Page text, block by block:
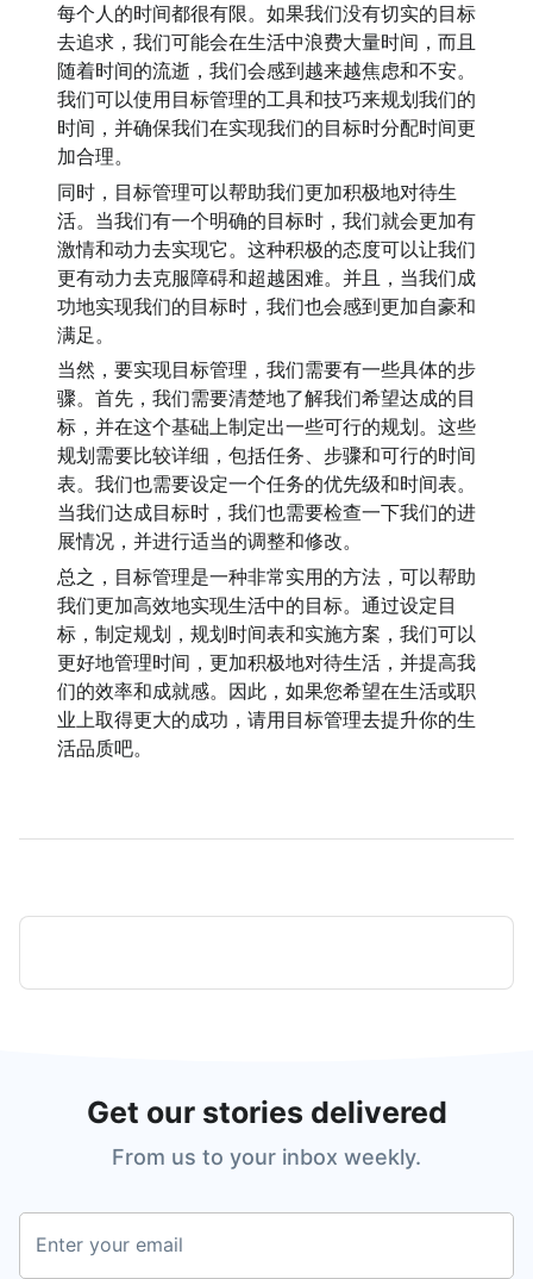
每个人的时间都很有限。如果我们没有切实的目标
去追求，我们可能会在生活中浪费大量时间，而且
随着时间的流逝，我们会感到越来越焦虑和不安。
我们可以使用目标管理的工具和技巧来规划我们的
时间，并确保我们在实现我们的目标时分配时间更
加合理。
同时，目标管理可以帮助我们更加积极地对待生
活。当我们有一个明确的目标时，我们就会更加有
激情和动力去实现它。这种积极的态度可以让我们
更有动力去克服障碍和超越困难。并且，当我们成
功地实现我们的目标时，我们也会感到更加自豪和
满足。
当然，要实现目标管理，我们需要有一些具体的步
骤。首先，我们需要清楚地了解我们希望达成的目
标，并在这个基础上制定出一些可行的规划。这些
规划需要比较详细，包括任务、步骤和可行的时间
表。我们也需要设定一个任务的优先级和时间表。
当我们达成目标时，我们也需要检查一下我们的进
展情况，并进行适当的调整和修改。
总之，目标管理是一种非常实用的方法，可以帮助
我们更加高效地实现生活中的目标。通过设定目
标，制定规划，规划时间表和实施方案，我们可以
更好地管理时间，更加积极地对待生活，并提高我
们的效率和成就感。因此，如果您希望在生活或职
业上取得更大的成功，请用目标管理去提升你的生
活品质吧。
Get our stories delivered
From us to your inbox weekly.
Enter your email